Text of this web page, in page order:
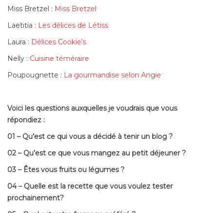
Miss Bretzel : Miss Bretzel
Laetitia : Les délices de Létiss
Laura : Délices Cookie’s
Nelly : Cuisine téméraire
Poupougnette : La gourmandise selon Angie
Voici les questions auxquelles je voudrais que vous
répondiez :
01 – Qu’est ce qui vous a décidé à tenir un blog ?
02 – Qu’est ce que vous mangez au petit déjeuner ?
03 – Êtes vous fruits ou légumes ?
04 – Quelle est la recette que vous voulez tester
prochainement?